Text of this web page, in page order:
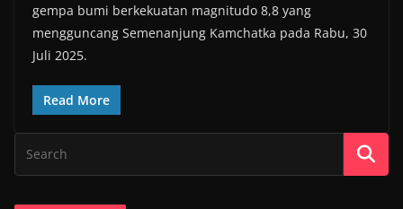
gempa bumi berkekuatan magnitudo 8,8 yang
mengguncang Semenanjung Kamchatka pada Rabu, 30
Juli 2025.
Read More